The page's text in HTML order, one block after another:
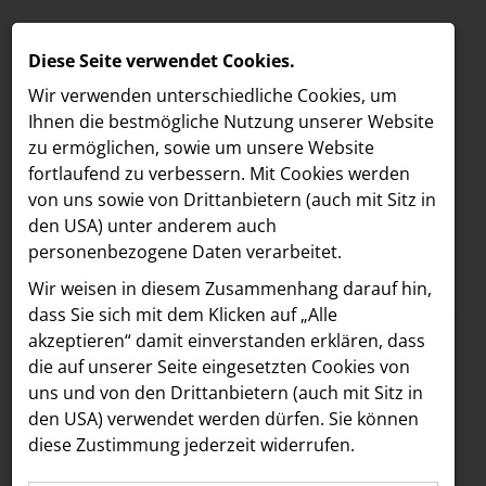
MELDUNGEN
LOEBELL NORDBERG
Lifestyle & Events
INNER
aehre
Astoria Artshow
Meldungen / LOEBELL NORDBERG
Text Bilder
11.10.2024
„Ring the bell“: VIPs
und
Diese Seite verwendet Cookies.
Wir verwenden unterschiedliche Cookies, um
Ihnen die best­mögliche Nutzung unserer Website
zu ermöglichen, sowie um unsere Website
fortlaufend zu verbessern. Mit Cookies werden
von uns sowie von Drittanbietern (auch mit Sitz in
den USA) unter anderem auch
personenbezogene Daten verarbeitet.
Wir weisen in diesem Zusammenhang darauf hin,
dass Sie sich mit dem Klicken auf „Alle
akzeptieren“ damit ein­ver­standen erklären, dass
die auf unserer Seite eingesetzten Cookies von
uns und von den Drittanbietern (auch mit Sitz in
den USA) verwendet werden dürfen. Sie können
diese Zustimmung jederzeit widerrufen.